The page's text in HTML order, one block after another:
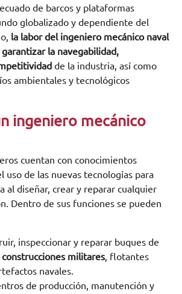
de barcos y plataformas
globalizado y dependiente del
la labor del ingeniero mecánico naval
la navegabilidad,
de la industria, así como
ambientales y tecnológicos
ingeniero mecánico
cuentan con conocimientos
uso de las nuevas tecnologías para
al diseñar, crear y reparar cualquier
Dentro de sus funciones se pueden
inspeccionar y reparar buques de
construcciones militares, flotantes
navales.
de producción, manutención y